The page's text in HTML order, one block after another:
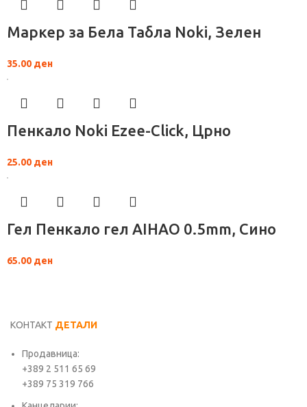
Маркер за Бела Табла Noki, Зелен
35.00 ден
Пенкало Noki Ezee-Click, Црно
25.00 ден
Гел Пенкало гел AIHAO 0.5mm, Сино
65.00 ден
КОНТАКТ ДЕТАЛИ
Продавница:
+389 2 511 65 69
+389 75 319 766